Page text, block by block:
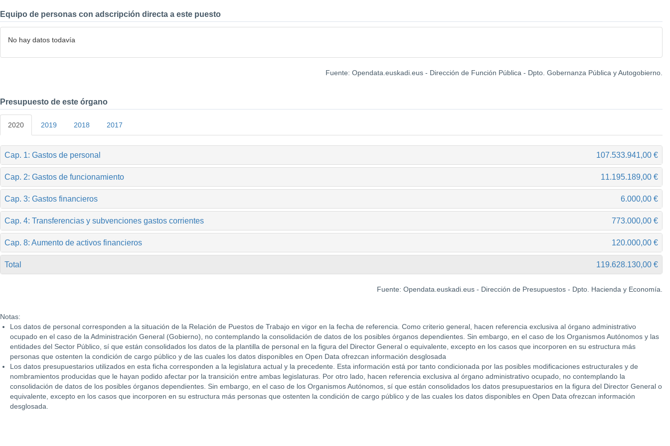
Equipo de personas con adscripción directa a este puesto
No hay datos todavía
Fuente: Opendata.euskadi.eus - Dirección de Función Pública - Dpto. Gobernanza Pública y Autogobierno.
Presupuesto de este órgano
2020 2019 2018 2017
Cap. 1: Gastos de personal 107.533.941,00 €
Cap. 2: Gastos de funcionamiento 11.195.189,00 €
Cap. 3: Gastos financieros 6.000,00 €
Cap. 4: Transferencias y subvenciones gastos corrientes 773.000,00 €
Cap. 8: Aumento de activos financieros 120.000,00 €
Total 119.628.130,00 €
Fuente: Opendata.euskadi.eus - Dirección de Presupuestos - Dpto. Hacienda y Economía.
Notas:
Los datos de personal corresponden a la situación de la Relación de Puestos de Trabajo en vigor en la fecha de referencia. Como criterio general, hacen referencia exclusiva al órgano administrativo
ocupado en el caso de la Administración General (Gobierno), no contemplando la consolidación de datos de los posibles órganos dependientes. Sin embargo, en el caso de los Organismos Autónomos y las
entidades del Sector Público, sí que están consolidados los datos de la plantilla de personal en la figura del Director General o equivalente, excepto en los casos que incorporen en su estructura más
personas que ostenten la condición de cargo público y de las cuales los datos disponibles en Open Data ofrezcan información desglosada
Los datos presupuestarios utilizados en esta ficha corresponden a la legislatura actual y la precedente. Esta información está por tanto condicionada por las posibles modificaciones estructurales y de
nombramientos producidas que le hayan podido afectar por la transición entre ambas legislaturas. Por otro lado, hacen referencia exclusiva al órgano administrativo ocupado, no contemplando la
consolidación de datos de los posibles órganos dependientes. Sin embargo, en el caso de los Organismos Autónomos, sí que están consolidados los datos presupuestarios en la figura del Director General o
equivalente, excepto en los casos que incorporen en su estructura más personas que ostenten la condición de cargo público y de las cuales los datos disponibles en Open Data ofrezcan información
desglosada.